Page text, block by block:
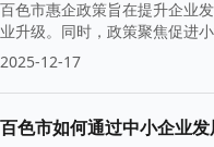
百色市惠企政策旨在提升企业
业升级。同时，政策聚焦促进
2025-12-17
百色市如何通过中小企业